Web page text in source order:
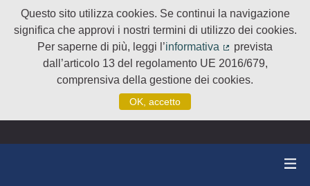
Questo sito utilizza cookies. Se continui la navigazione
significa che approvi i nostri termini di utilizzo dei cookies.
Per saperne di più, leggi l’informativa
(Collegamento
prevista
dall’articolo 13 del regolamento UE 2016/679,
comprensiva della gestione dei cookies.
OK, accetto